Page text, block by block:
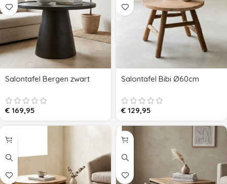
Salontafel Bergen zwart
€ 169,95
Salontafel Bibi Ø60cm
€ 129,95